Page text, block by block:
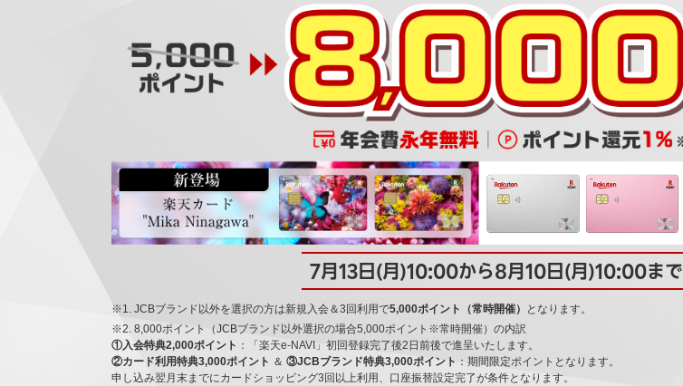
7月13日(月)10:00から8月10日(月)10:00まで
※1. JCBブランド以外を選択の方は新規入会＆3回利用で5,000ポイント（常時開催）
となります。
※2. 8,000ポイント（JCBブランド以外選択の場合5,000ポイント※常時開催）の内訳
①入会特典2,000ポイント ：「楽天e-NAVI」初回登録完了後2日前後で進呈いたします。
②カード利用特典3,000ポイント ＆ ③JCBブランド特典3,000ポイント ：期間限定ポイントとなります。
申し込み翌月末までにカードショッピング3回以上利用、口座振替設定完了が条件となります。